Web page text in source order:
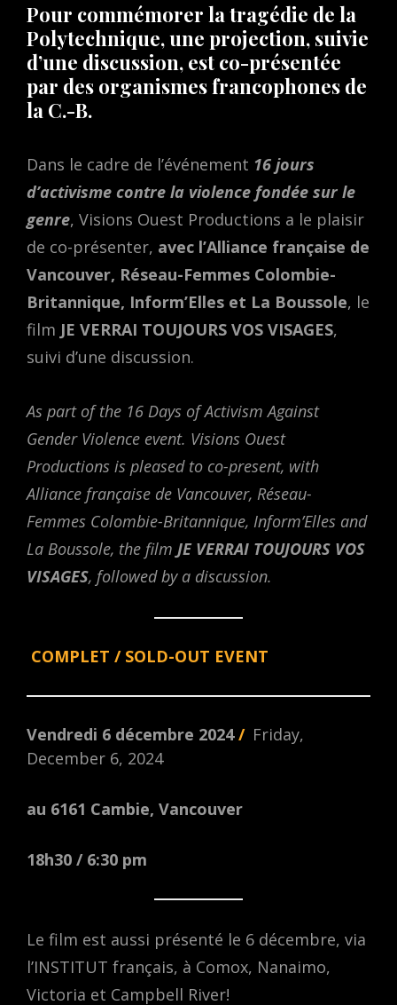
Pour commémorer la tragédie de la
Polytechnique, une projection, suivie
d’une discussion, est co-présentée
par des organismes francophones de
la C.-B.
Dans le cadre de l’événement 16 jours
d’activisme contre la violence fondée sur le
genre, Visions Ouest Productions a le plaisir
de co-présenter, avec l’Alliance française de
Vancouver, Réseau-Femmes Colombie-
Britannique, Inform’Elles et La Boussole, le
film JE VERRAI TOUJOURS VOS VISAGES,
suivi d’une discussion.
As part of the 16 Days of Activism Against
Gender Violence event. Visions Ouest
Productions is pleased to co-present, with
Alliance française de Vancouver, Réseau-
Femmes Colombie-Britannique, Inform’Elles and
La Boussole, the film JE VERRAI TOUJOURS VOS
VISAGES, followed by a discussion.
COMPLET / SOLD-OUT EVENT
Vendredi 6 décembre 2024 / Friday,
December 6, 2024
au 6161 Cambie, Vancouver
18h30 / 6:30 pm
Le film est aussi présenté le 6 décembre, via
l’INSTITUT français, à Comox, Nanaimo,
Victoria et Campbell River!